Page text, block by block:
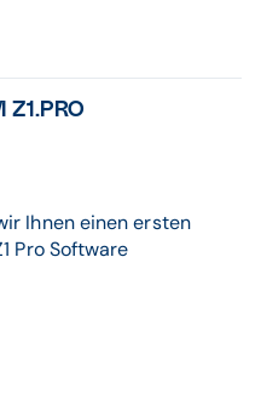
Ihnen einen ersten
Pro Software